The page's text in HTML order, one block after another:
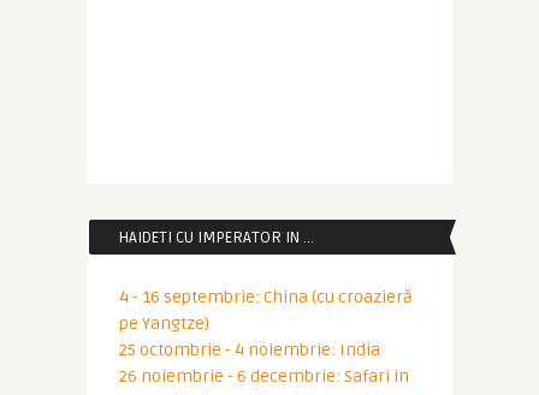
HAIDETI CU IMPERATOR IN …
4 - 16 septembrie: China (cu croazieră
pe Yangtze)
25 octombrie - 4 noiembrie: India
26 noiembrie - 6 decembrie: Safari in